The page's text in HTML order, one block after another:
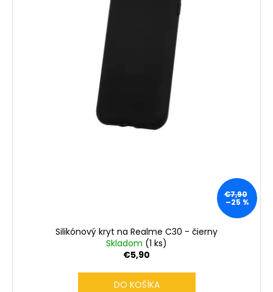
€7,90
–25 %
Silikónový kryt na Realme C30 - čierny
Skladom (1 ks)
€5,90
DO KOŠÍKA